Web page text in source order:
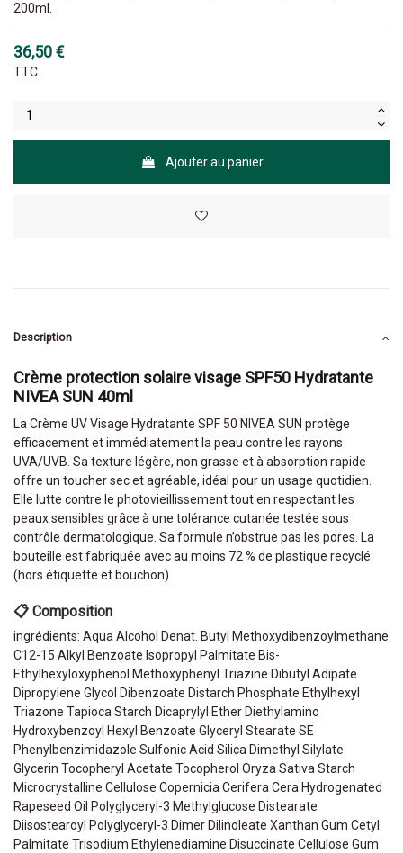
200ml.
36,50 €
TTC
Ajouter au panier
Description
Crème protection solaire visage SPF50 Hydratante
NIVEA SUN 40ml
La Crème UV Visage Hydratante SPF 50 NIVEA SUN protège
efficacement et immédiatement la peau contre les rayons
UVA/UVB. Sa texture légère, non grasse et à absorption rapide
offre un toucher sec et agréable, idéal pour un usage quotidien.
Elle lutte contre le photovieillissement tout en respectant les
peaux sensibles grâce à une tolérance cutanée testée sous
contrôle dermatologique. Sa formule n’obstrue pas les pores. La
bouteille est fabriquée avec au moins 72 % de plastique recyclé
(hors étiquette et bouchon).
📋 Composition
ingrédients: Aqua Alcohol Denat. Butyl Methoxydibenzoylmethane
C12-15 Alkyl Benzoate Isopropyl Palmitate Bis-
Ethylhexyloxyphenol Methoxyphenyl Triazine Dibutyl Adipate
Dipropylene Glycol Dibenzoate Distarch Phosphate Ethylhexyl
Triazone Tapioca Starch Dicaprylyl Ether Diethylamino
Hydroxybenzoyl Hexyl Benzoate Glyceryl Stearate SE
Phenylbenzimidazole Sulfonic Acid Silica Dimethyl Silylate
Glycerin Tocopheryl Acetate Tocopherol Oryza Sativa Starch
Microcrystalline Cellulose Copernicia Cerifera Cera Hydrogenated
Rapeseed Oil Polyglyceryl-3 Methylglucose Distearate
Diisostearoyl Polyglyceryl-3 Dimer Dilinoleate Xanthan Gum Cetyl
Palmitate Trisodium Ethylenediamine Disuccinate Cellulose Gum